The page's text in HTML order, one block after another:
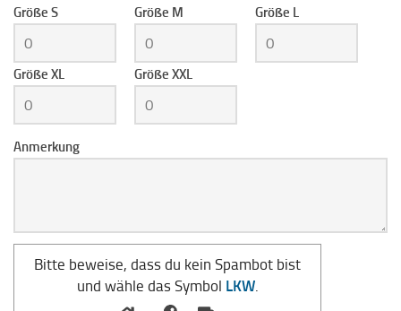
Größe S Größe M Größe L
Größe XL Größe XXL
Anmerkung
Bitte beweise, dass du kein Spambot bist
und wähle das Symbol LKW.